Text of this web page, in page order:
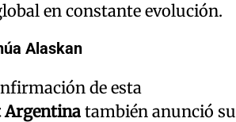
en constante evolución.
Alaskan
de esta
Argentina también anunció su